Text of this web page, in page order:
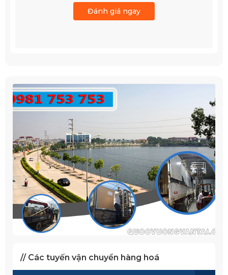
Đánh giá ngay
// Các tuyến vận chuyển hàng hoá